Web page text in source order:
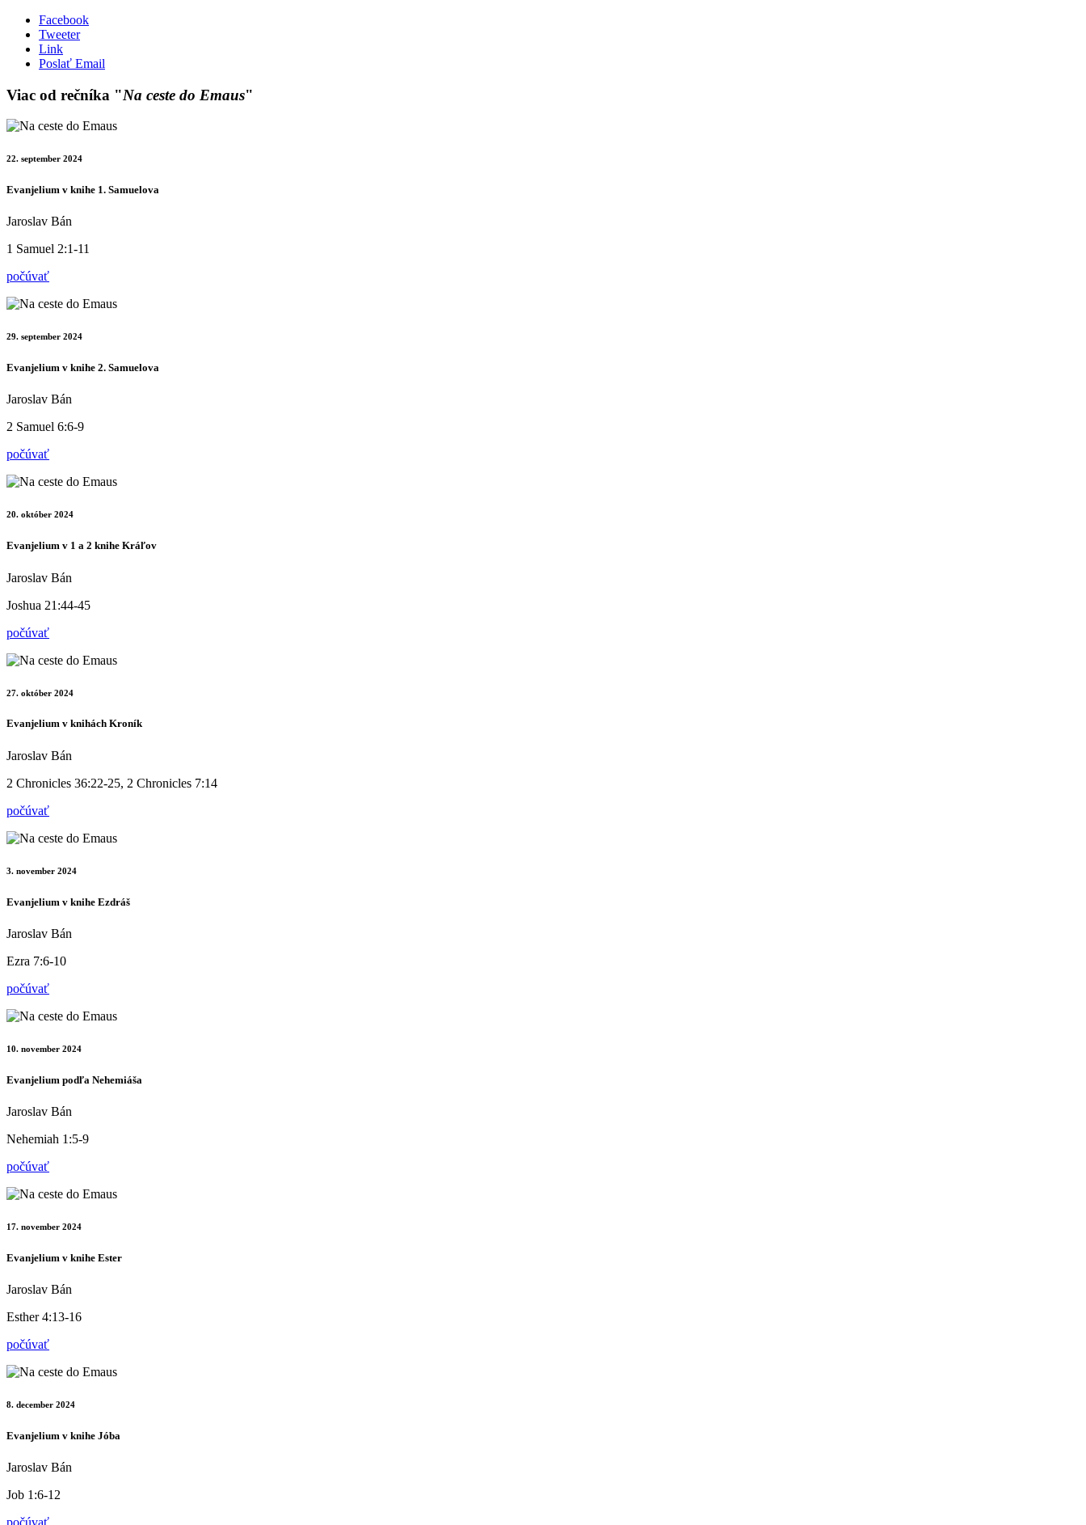
Facebook
Tweeter
Link
Poslať Email
Viac od rečníka "Na ceste do Emaus"
22. september 2024
Evanjelium v knihe 1. Samuelova
Jaroslav Bán
1 Samuel 2:1-11
počúvať
29. september 2024
Evanjelium v knihe 2. Samuelova
Jaroslav Bán
2 Samuel 6:6-9
počúvať
20. október 2024
Evanjelium v 1 a 2 knihe Kráľov
Jaroslav Bán
Joshua 21:44-45
počúvať
27. október 2024
Evanjelium v knihách Kroník
Jaroslav Bán
2 Chronicles 36:22-25, 2 Chronicles 7:14
počúvať
3. november 2024
Evanjelium v knihe Ezdráš
Jaroslav Bán
Ezra 7:6-10
počúvať
10. november 2024
Evanjelium podľa Nehemiáša
Jaroslav Bán
Nehemiah 1:5-9
počúvať
17. november 2024
Evanjelium v knihe Ester
Jaroslav Bán
Esther 4:13-16
počúvať
8. december 2024
Evanjelium v knihe Jóba
Jaroslav Bán
Job 1:6-12
počúvať